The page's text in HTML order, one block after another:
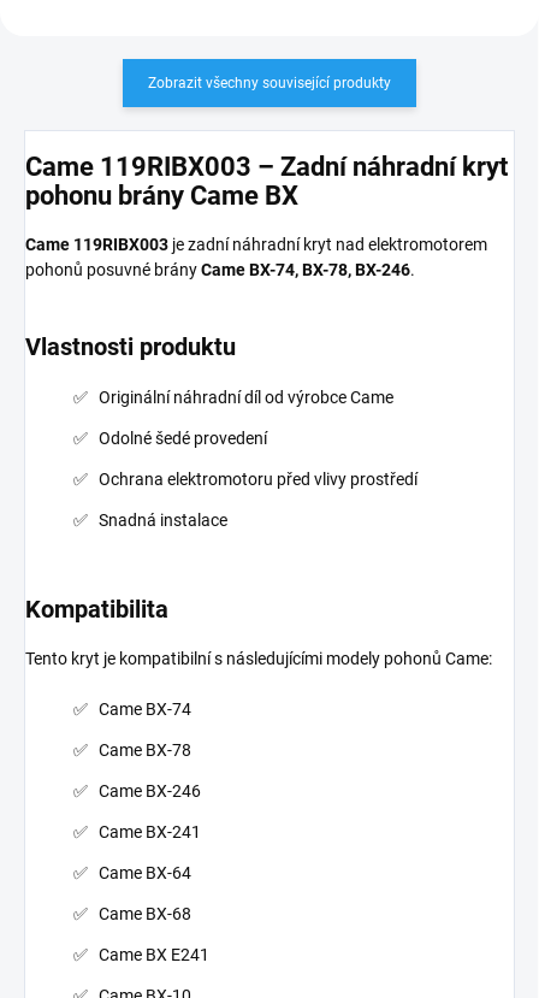
Zobrazit všechny související produkty
Came 119RIBX003 – Zadní náhradní kryt
pohonu brány Came BX
Came 119RIBX003 je zadní náhradní kryt nad elektromotorem
pohonů posuvné brányCame BX-74, BX-78, BX-246.
Vlastnosti produktu
Originální náhradní díl od výrobce Came
Odolné šedé provedení
Ochrana elektromotoru před vlivy prostředí
Snadná instalace
Kompatibilita
Tento kryt je kompatibilní s následujícími modely pohonů Came:
Came BX-74
Came BX-78
Came BX-246
Came BX-241
Came BX-64
Came BX-68
Came BX E241